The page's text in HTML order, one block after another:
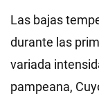
Las bajas
durante las
variada
pampeana,